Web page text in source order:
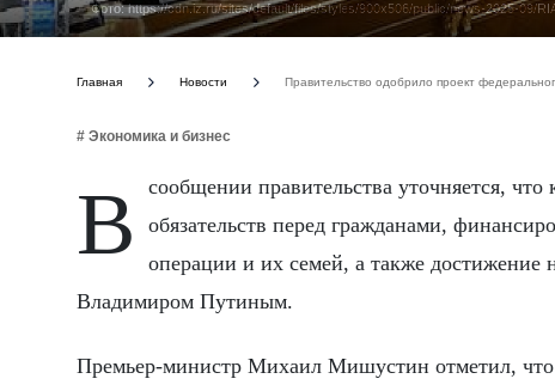
Фото: https://cdn.iz.ru/sites/default/files/styles/900x506/public/news-2025-09/
Главная Новости Правительство одобрило проект
# Экономика и бизнес
В сообщении правительства уточняется, что ключевыми приоритетами станут выполнение социальных
обязательств перед гражданами,
операции и их семей, а также достижение
Владимиром Путиным.
Премьер-министр Михаил Мишустин отметил, что